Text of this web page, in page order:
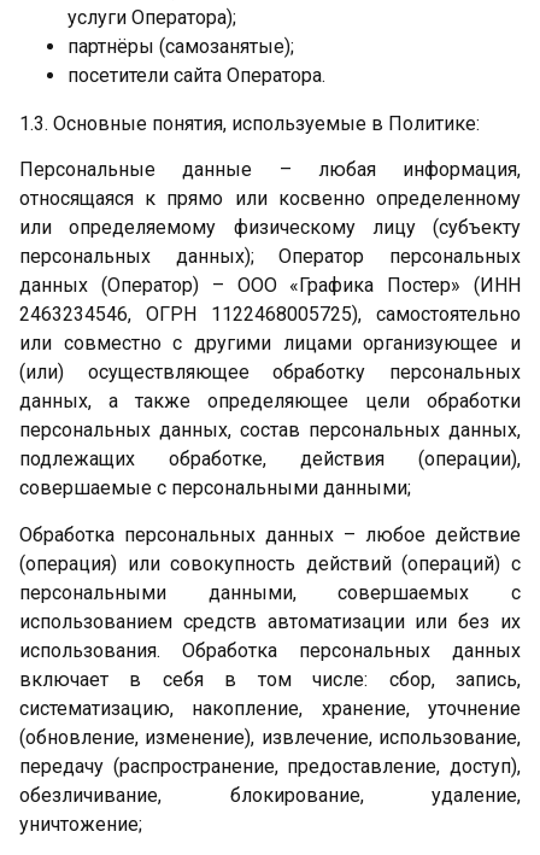
услуги Оператора);
партнёры (самозанятые);
посетители сайта Оператора.
1.3. Основные понятия, используемые в Политике:
Персональные данные – любая информация,
относящаяся к прямо или косвенно определенному
или определяемому физическому лицу (субъекту
персональных данных); Оператор персональных
данных (Оператор) – ООО «Графика Постер» (ИНН
2463234546, ОГРН 1122468005725), самостоятельно
или совместно с другими лицами организующее и
(или) осуществляющее обработку персональных
данных, а также определяющее цели обработки
персональных данных, состав персональных данных,
подлежащих обработке, действия (операции),
совершаемые с персональными данными;
Обработка персональных данных – любое действие
(операция) или совокупность действий (операций) с
персональными данными, совершаемых с
использованием средств автоматизации или без их
использования. Обработка персональных данных
включает в себя в том числе: сбор, запись,
систематизацию, накопление, хранение, уточнение
(обновление, изменение), извлечение, использование,
передачу (распространение, предоставление, доступ),
обезличивание, блокирование, удаление,
уничтожение;